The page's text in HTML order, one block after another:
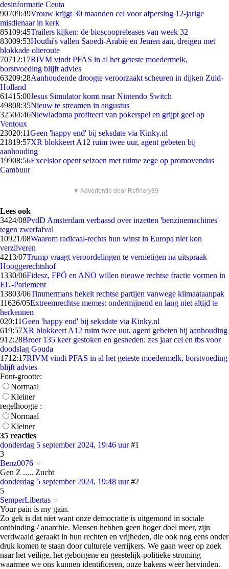
desinformatie Ceuta
90709:49Vrouw krijgt 30 maanden cel voor afpersing 12-jarige
misdienaar in kerk
85109:45Trailers kijken: de bioscoopreleases van week 32
83009:53Houthi's vallen Saoedi-Arabië en Jemen aan, dreigen met
blokkade olieroute
70712:17RIVM vindt PFAS in al het geteste moedermelk,
borstvoeding blijft advies
63209:28Aanhoudende droogte veroorzaakt scheuren in dijken Zuid-
Holland
61415:00Jesus Simulator komt naar Nintendo Switch
49808:35Nieuw te streamen in augustus
32504:46Niewiadoma profiteert van pokerspel en grijpt geel op
Ventoux
23020:11Geen 'happy end' bij seksdate via Kinky.nl
21819:57XR blokkeert A12 ruim twee uur, agent gebeten bij
aanhouding
19908:56Excelsior opent seizoen met ruime zege op promovendus
Cambuur
▼ Advertentie door Refinery89
Lees ook
3424/08PvdD Amsterdam verbaasd over inzetten 'benzinemachines'
tegen zwerfafval
10921/08Waarom radicaal-rechts hun winst in Europa niet kon
verzilveren
4213/07Trump vraagt veroordelingen te vernietigen na uitspraak
Hooggerechtshof
1330/06Fidesz, FPÖ en ANO willen nieuwe rechtse fractie vormen in
EU-Parlement
13803/06Timmermans hekelt rechtse partijen vanwege klimaataanpak
11626/05Extreemrechtse memes: ondermijnend en lang niet altijd te
herkennen
020:11Geen 'happy end' bij seksdate via Kinky.nl
619:57XR blokkeert A12 ruim twee uur, agent gebeten bij aanhouding
912:28Broer 135 keer gestoken en gesneden: zes jaar cel en tbs voor
doodslag Gouda
1712:17RIVM vindt PFAS in al het geteste moedermelk, borstvoeding
blijft advies
Font-grootte:
Normaal
Kleiner
regelhoogte :
Normaal
Kleiner
35 reacties
donderdag 5 september 2024, 19:46 uur #1
3
Benz0076
Gen Z ..... Zucht
donderdag 5 september 2024, 19:48 uur #2
5
SemperLibertas
Your pain is my gain.
Zo gek is dat niet want onze democratie is uitgemond in sociale
ontbinding / anarchie. Mensen hebben geen hoger doel meer, zijn
verdwaald geraakt in hun rechten en vrijheden, die ook nog eens onder
druk komen te staan door culturele verrijkers. We gaan weer op zoek
naar het veilige, het geborgene en geestelijk-politieke stroming
waarmee we ons kunnen identificeren, onze bakens weer hervinden.